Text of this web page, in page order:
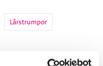
Lårstrumpor